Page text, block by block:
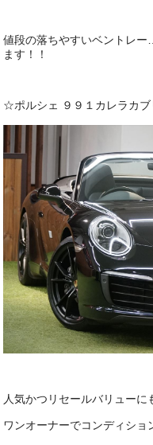
値段の落ちやすいベントレ
ます！！
☆ポルシェ ９９１カレラカ
人気かつリセールバリューに
ワンオーナーでコンディショ